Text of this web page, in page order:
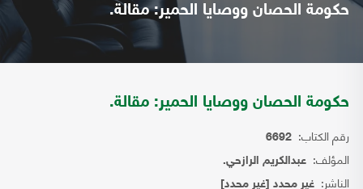
حكومة الحصان ووصايا الحمير: مقالة.
حكومة الحصان ووصايا الحمير: مقالة.
رقم الكتاب: 6692
المؤلف: عبدالكريم الرازحي.
الناشر: غير محدد [غير محدد]